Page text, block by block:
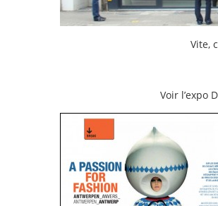
Vite,
Voir l’expo